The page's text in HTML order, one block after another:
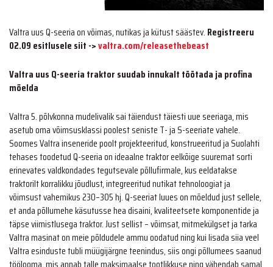
Valtra uus Q-seeria on võimas, nutikas ja kütust säästev. Registreeru
02.09 esitlusele siit ->valtra.com/releasethebeast
Valtra uus Q-seeria traktor suudab innukalt töötada ja profina
mõelda
Valtra 5. põlvkonna mudelivalik sai täiendust täiesti uue seeriaga, mis
asetub oma võimsusklassi poolest seniste T- ja S-seeriate vahele.
Soomes Valtra inseneride poolt projekteeritud, konstrueeritud ja Suolahti
tehases toodetud Q-seeria on ideaalne traktor eelkõige suuremat sorti
erinevates valdkondades tegutsevale põllufirmale, kus eeldatakse
traktorilt korralikku jõudlust, integreeritud nutikat tehnoloogiat ja
võimsust vahemikus 230–305 hj. Q-seeriat luues on mõeldud just sellele,
et anda põllumehe käsutusse hea disaini, kvaliteetsete komponentide ja
täpse viimistlusega traktor. Just sellist – võimsat, mitmekülgset ja tarka
Valtra masinat on meie põldudele ammu oodatud ning kui lisada siia veel
Valtra esinduste tubli müügijärgne teenindus, siis ongi põllumees saanud